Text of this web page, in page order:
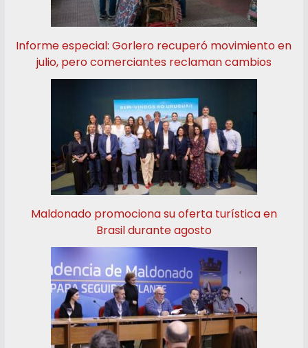
Informe especial: Gorlero recuperó movimiento en
julio, pero comerciantes reclaman cambios
Maldonado promociona su oferta turística en
Brasil durante agosto